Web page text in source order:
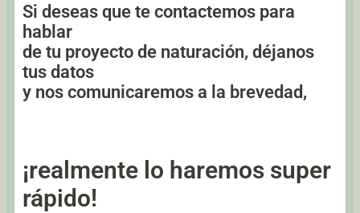
Si deseas que te contactemos para
hablar
de tu proyecto de naturación, déjanos
tus datos
y nos comunicaremos a la brevedad,
¡realmente lo haremos super
rápido!